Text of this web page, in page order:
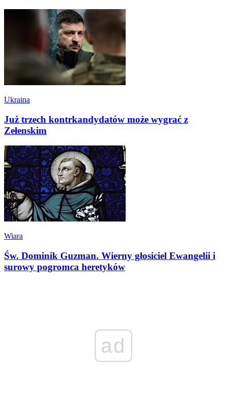
Ukraina
Już trzech kontrkandydatów może wygrać z
Zełenskim
Wiara
Św. Dominik Guzman. Wierny głosiciel Ewangelii i
surowy pogromca heretyków
ad